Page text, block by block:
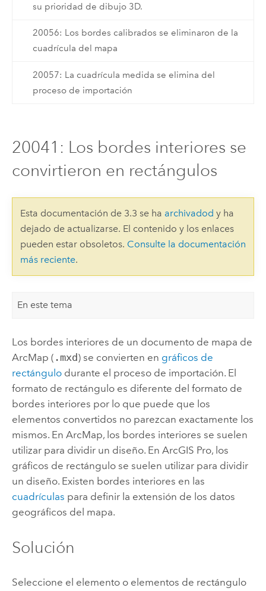
su prioridad de dibujo 3D.
20056: Los bordes calibrados se eliminaron de la
cuadrícula del mapa
20057: La cuadrícula medida se elimina del
proceso de importación
20041: Los bordes interiores se
convirtieron en rectángulos
Esta documentación de 3.3 se ha archivadod y ha
dejado de actualizarse. El contenido y los enlaces
pueden estar obsoletos. Consulte la documentación
más reciente.
En este tema
Los bordes interiores de un documento de mapa de
ArcMap ( .mxd ) se convierten en gráficos de
rectángulodurante el proceso de importación. El
formato de rectángulo es diferente del formato de
bordes interiores por lo que puede que los
elementos convertidos no parezcan exactamente los
mismos. En ArcMap, los bordes interiores se suelen
utilizar para dividir un diseño. En ArcGIS Pro, los
gráficos de rectángulo se suelen utilizar para dividir
un diseño. Existen bordes interiores en las
cuadrículas para definir la extensión de los datos
geográficos del mapa.
Solución
Seleccione el elemento o elementos de rectángulo